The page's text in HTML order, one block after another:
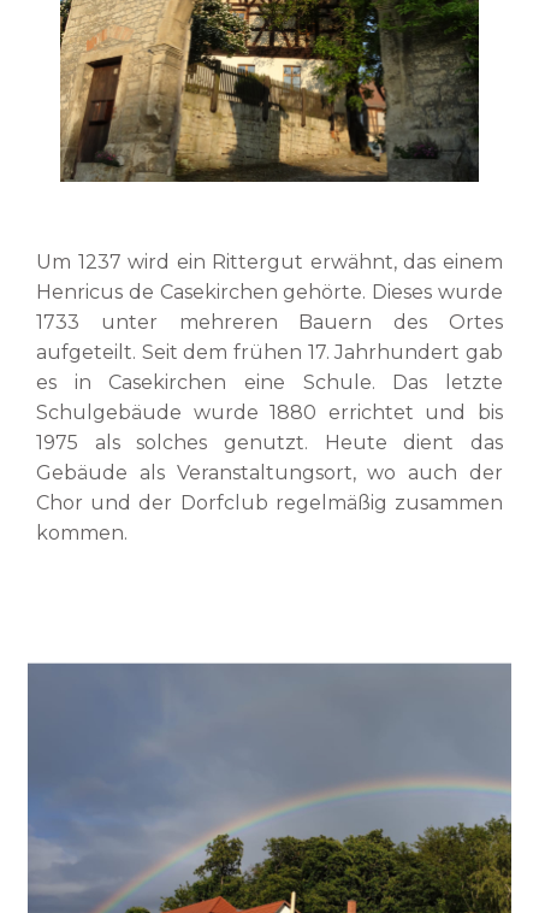
Um 1237 wird ein Rittergut erwähnt, das einem
Henricus de Casekirchen gehörte. Dieses wurde
1733 unter mehreren Bauern des Ortes
aufgeteilt. Seit dem frühen 17. Jahrhundert gab
es in Casekirchen eine Schule. Das letzte
Schulgebäude wurde 1880 errichtet und bis
1975 als solches genutzt. Heute dient das
Gebäude als Veranstaltungsort, wo auch der
Chor und der Dorfclub regelmäßig zusammen
kommen.